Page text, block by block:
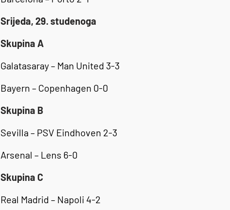
Srijeda, 29. studenoga
Skupina A
Galatasaray – Man United 3-3
Bayern – Copenhagen 0-0
Skupina B
Sevilla – PSV Eindhoven 2-3
Arsenal – Lens 6-0
Skupina C
Real Madrid – Napoli 4-2